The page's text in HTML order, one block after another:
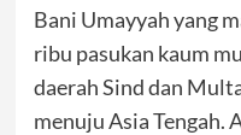
Bani Umayyah yang
ribu pasukan kaum
daerah Sind dan
menuju Asia Tengah.